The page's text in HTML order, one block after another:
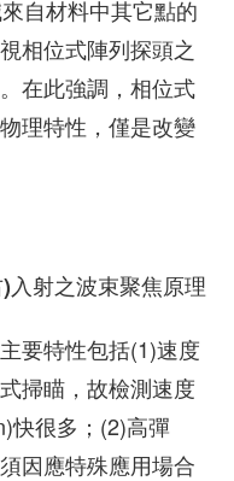
自材料中其它點的
相位式陣列探頭之
在此強調，相位式
理特性，僅是改變
入射之波束聚焦原理
要特性包括(1)速度
掃瞄，故檢測速度
快很多；(2)高彈
因應特殊應用場合